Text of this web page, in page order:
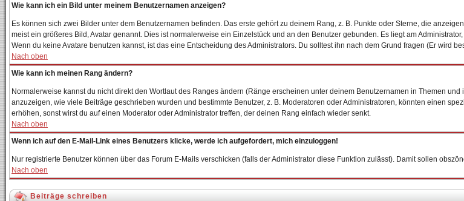
Wie kann ich ein Bild unter meinem Benutzernamen anzeigen?
Es können sich zwei Bilder unter dem Benutzernamen befinden. Das erste gehört zu deinem Rang, z. B. Punkte oder Sterne, die
meist ein größeres Bild, Avatar genannt. Dies ist normalerweise ein Einzelstück und an den Benutzer gebunden. Es liegt am
Wenn du keine Avatare benutzen kannst, ist das eine Entscheidung des Administrators. Du solltest ihn nach dem Grund fragen (Er wird
Nach oben
Wie kann ich meinen Rang ändern?
Normalerweise kannst du nicht direkt den Wortlaut des Ranges ändern (Ränge erscheinen unter deinem Benutzernamen in Themen
anzuzeigen, wie viele Beiträge geschrieben wurden und bestimmte Benutzer, z. B. Moderatoren oder Administratoren, könnten einen
erhöhen, sonst wirst du auf einen Moderator oder Administrator treffen, der deinen Rang einfach wieder senkt.
Nach oben
Wenn ich auf den E-Mail-Link eines Benutzers klicke, werde ich aufgefordert, mich einzuloggen!
Nur registrierte Benutzer können über das Forum E-Mails verschicken (falls der Administrator diese Funktion zulässt). Damit sollen
Nach oben
Beiträge schreiben